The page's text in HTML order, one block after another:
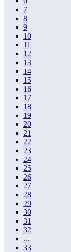
7
8
9
10
11
12
13
14
15
16
17
18
19
20
21
22
23
24
25
26
27
28
29
30
31
32
...
33